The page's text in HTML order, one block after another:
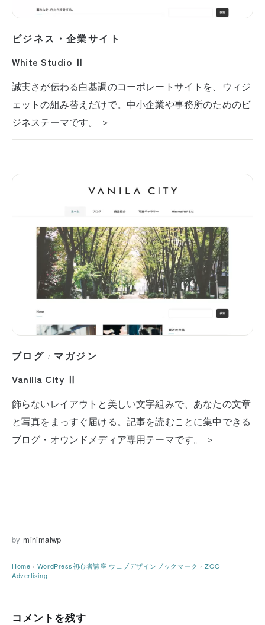
ビジネス・企業サイト
White Studio Ⅱ
誠実さが伝わる白基調のコーポレートサイトを、ウィジ
ェットの組み替えだけで。中小企業や事務所のためのビ
ジネステーマです。 ＞
ブログ / マガジン
Vanilla City Ⅱ
飾らないレイアウトと美しい文字組みで、あなたの文章
と写真をまっすぐ届ける。記事を読むことに集中できる
ブログ・オウンドメディア専用テーマです。 ＞
by minimalwp
Home › WordPress初心者講座 ウェブデザインブックマーク › ZOO
Advertising
コメントを残す